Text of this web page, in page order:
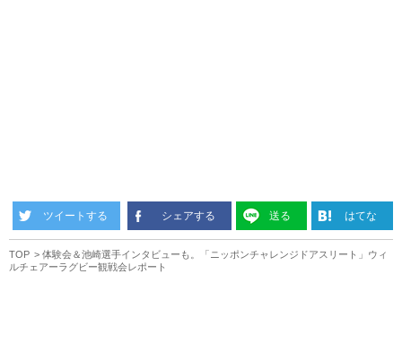
ツイートする シェアする 送る はてな
TOP
体験会＆池崎選手インタビューも。「ニッポンチャレンジドアスリート」ウィ
ルチェアーラグビー観戦会レポート